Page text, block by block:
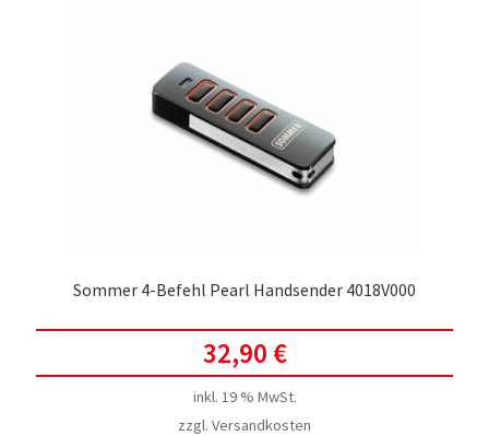
Sommer 4-Befehl Pearl Handsender 4018V000
32,90 €
inkl. 19 % MwSt.
zzgl. Versandkosten